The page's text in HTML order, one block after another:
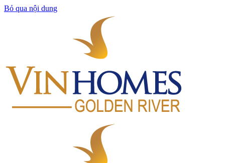
Bỏ qua nội dung